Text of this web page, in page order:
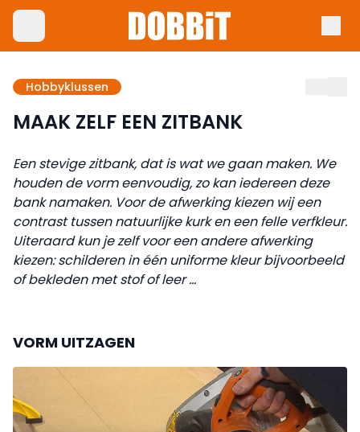
Hobbyklussen
MAAK ZELF EEN ZITBANK
Een stevige zitbank, dat is wat we gaan maken. We
houden de vorm eenvoudig, zo kan iedereen deze
bank namaken. Voor de afwerking kiezen wij een
contrast tussen natuurlijke kurk en een felle verfkleur.
Uiteraard kun je zelf voor een andere afwerking
kiezen: schilderen in één uniforme kleur bijvoorbeeld
of bekleden met stof of leer ...
VORM UITZAGEN